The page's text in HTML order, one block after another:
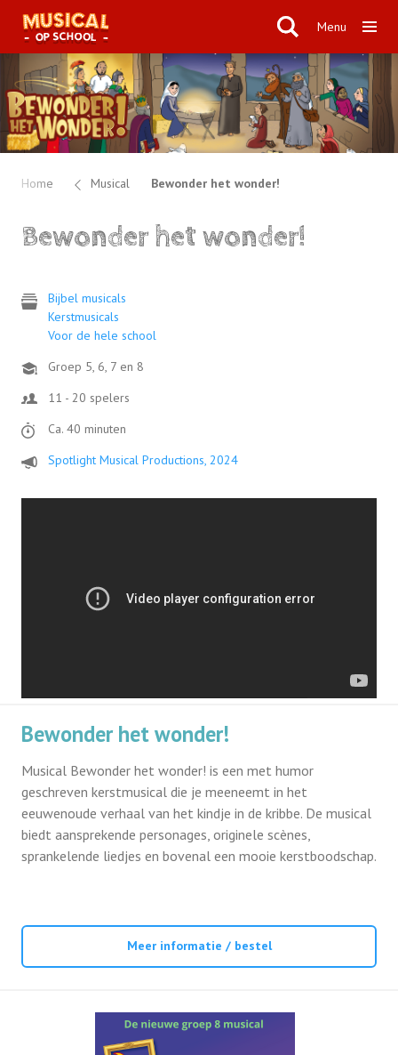
Menu
Home Musical Bewonder het wonder!
Bewonder het wonder!
Bijbel musicals
Kerstmusicals
Voor de hele school
Groep 5, 6, 7 en 8
11 - 20 spelers
Ca. 40 minuten
Spotlight Musical Productions, 2024
Bewonder het wonder!
Musical Bewonder het wonder! is een met humor
geschreven kerstmusical die je meeneemt in het
eeuwenoude verhaal van het kindje in de kribbe. De musical
biedt aansprekende personages, originele scènes,
sprankelende liedjes en bovenal een mooie kerstboodschap.
Meer informatie / bestel